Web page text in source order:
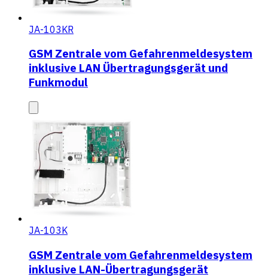
JA-103KR
GSM Zentrale vom Gefahrenmeldesystem
inklusive LAN Übertragungsgerät und
Funkmodul
JA-103K
GSM Zentrale vom Gefahrenmeldesystem
inklusive LAN-Übertragungsgerät